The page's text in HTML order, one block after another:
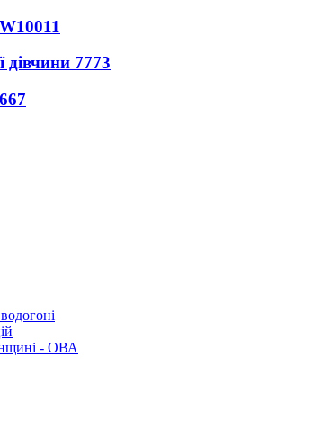
10011
дівчини 7773
- ОВА